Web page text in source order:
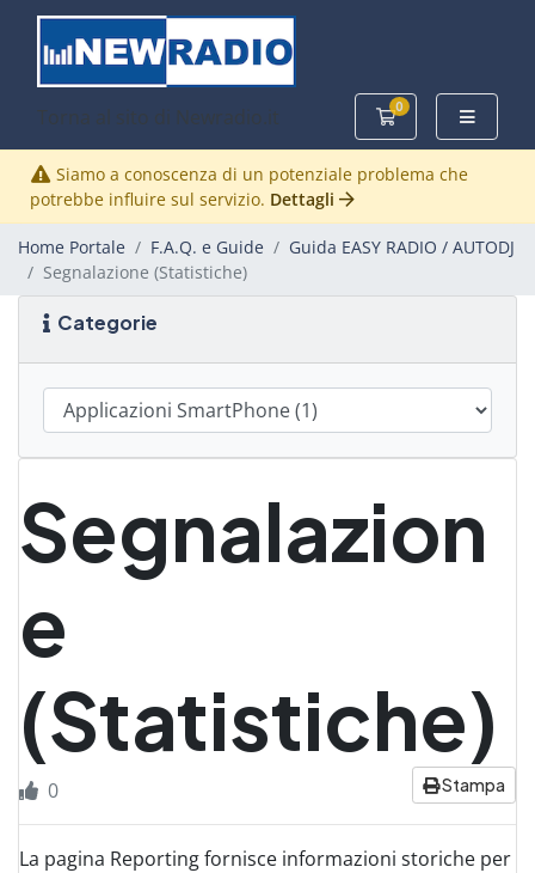
Torna al sito di Newradio.it 0
Carrello
Siamo a conoscenza di un potenziale problema che
potrebbe influire sul servizio. Dettagli
Home Portale F.A.Q. e Guide
Guida EASY RADIO / AUTODJ
Segnalazione (Statistiche)
Categorie
Segnalazion
e
(Statistiche)
Stampa
0
La pagina Reporting fornisce informazioni storiche per